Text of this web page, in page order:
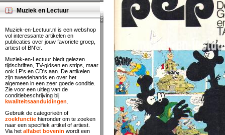
Muziek en Lectuur
Muziek-en-Lectuur.nl is een webshop
vol interessante artikelen en
publicaties over jouw favoriete groep,
artiest of BN'er.
Muziek-en-Lectuur biedt gelezen
tijdschriften, TV-gidsen en strips, maar
ook LP's en CD's aan. De artikelen
zijn tweedehands en over het
algemeen in een zeer goede conditie.
Zie voor een uitleg van de
conditiebeschrijving bij
kwaliteitsaanduidingen
Gebruik de categorieën of
zoekfunctie hieronder om te zoeken
naar een specifiek artikel of artiest.
Via het alfabet bovenin wordt een